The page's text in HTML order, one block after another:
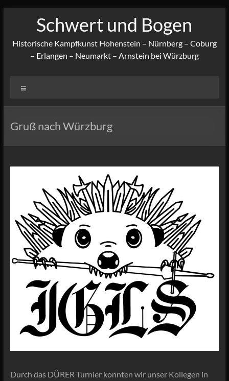
Schwert und Bogen
Historische Kampfkunst Hohenstein – Nürnberg – Coburg
– Erlangen – Neumarkt – Arnstein bei Würzburg
Gruß nach Würzburg
Durch das DÜRER Turnier konnten wir unser Kollegen in